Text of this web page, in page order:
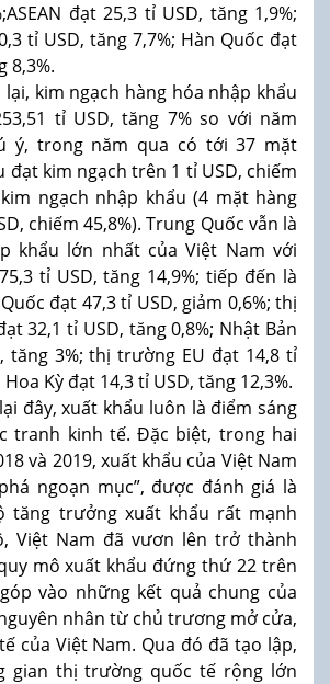
đạt 25,3 tỉ USD, tăng 1,9%;
tỉ USD, tăng 7,7%; Hàn Quốc đạt
8,3%.
kim ngạch hàng hóa nhập khẩu
tỉ USD, tăng 7% so với năm
ý, trong năm qua có tới 37 mặt
đạt kim ngạch trên 1 tỉ USD, chiếm
ngạch nhập khẩu (4 mặt hàng
chiếm 45,8%). Trung Quốc vẫn là
khẩu lớn nhất của Việt Nam với
tỉ USD, tăng 14,9%; tiếp đến là
đạt 47,3 tỉ USD, giảm 0,6%; thị
32,1 tỉ USD, tăng 0,8%; Nhật Bản
tăng 3%; thị trường EU đạt 14,8 tỉ
Hoa Kỳ đạt 14,3 tỉ USD, tăng 12,3%.
đây, xuất khẩu luôn là điểm sáng
tranh kinh tế. Đặc biệt, trong hai
và 2019, xuất khẩu của Việt Nam
ngoạn mục”, được đánh giá là
tăng trưởng xuất khẩu rất mạnh
Việt Nam đã vươn lên trở thành
mô xuất khẩu đứng thứ 22 trên
vào những kết quả chung của
nhân từ chủ trương mở cửa,
của Việt Nam. Qua đó đã tạo lập,
gian thị trường quốc tế rộng lớn